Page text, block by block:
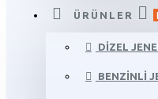
ÜRÜNLER
DIZEL
BENZINLI